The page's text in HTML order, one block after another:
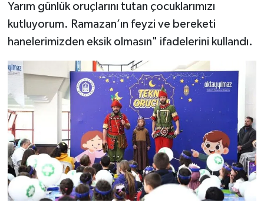
Yarım günlük oruçlarını tutan çocuklarımızı
kutluyorum. Ramazan’ın feyzi ve bereketi
hanelerimizden eksik olmasın" ifadelerini kullandı.